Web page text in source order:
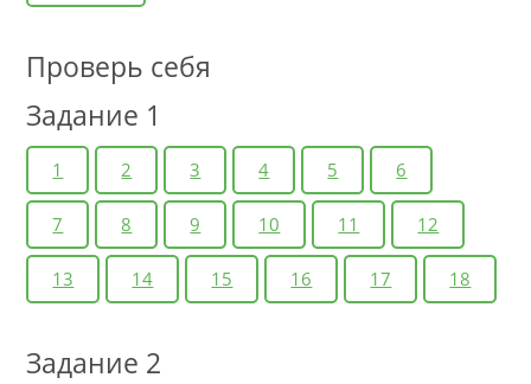
Проверь себя
Задание 1
1 2 3 4 5 6
7 8 9 10 11 12
13 14 15 16 17 18
Задание 2